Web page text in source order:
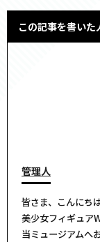
この記事を書いた
管理人
皆さま、こんにちは
美少女フィギュア
当ミュージアムへ